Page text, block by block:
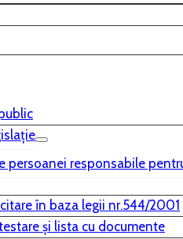
persoanei responsabile
în baza legii nr.544/2001
și lista cu documente